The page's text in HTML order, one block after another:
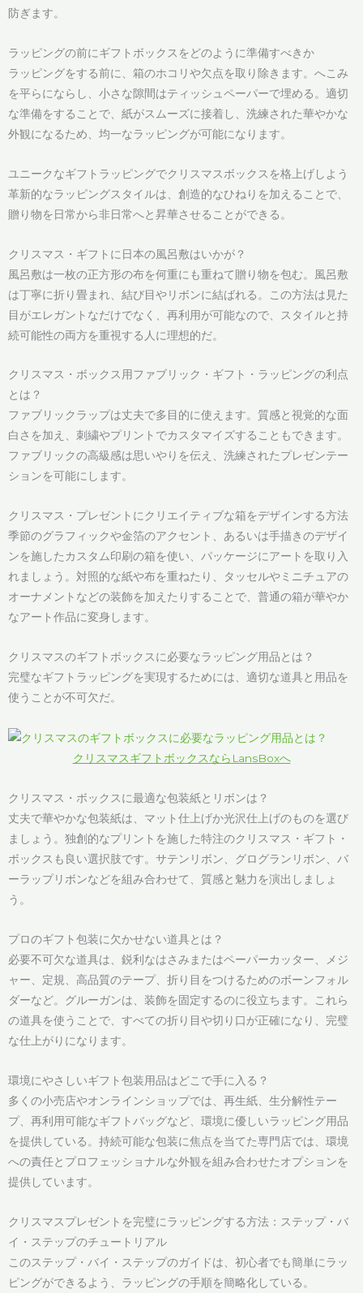
防ぎます。
ラッピングの前にギフトボックスをどのように準備すべきか
ラッピングをする前に、箱のホコリや欠点を取り除きます。へこみ
を平らにならし、小さな隙間はティッシュペーパーで埋める。適切
な準備をすることで、紙がスムーズに接着し、洗練された華やかな
外観になるため、均一なラッピングが可能になります。
ユニークなギフトラッピングでクリスマスボックスを格上げしよう
革新的なラッピングスタイルは、創造的なひねりを加えることで、
贈り物を日常から非日常へと昇華させることができる。
クリスマス・ギフトに日本の風呂敷はいかが？
風呂敷は一枚の正方形の布を何重にも重ねて贈り物を包む。風呂敷
は丁寧に折り畳まれ、結び目やリボンに結ばれる。この方法は見た
目がエレガントなだけでなく、再利用が可能なので、スタイルと持
続可能性の両方を重視する人に理想的だ。
クリスマス・ボックス用ファブリック・ギフト・ラッピングの利点
とは？
ファブリックラップは丈夫で多目的に使えます。質感と視覚的な面
白さを加え、刺繍やプリントでカスタマイズすることもできます。
ファブリックの高級感は思いやりを伝え、洗練されたプレゼンテー
ションを可能にします。
クリスマス・プレゼントにクリエイティブな箱をデザインする方法
季節のグラフィックや金箔のアクセント、あるいは手描きのデザイ
ンを施したカスタム印刷の箱を使い、パッケージにアートを取り入
れましょう。対照的な紙や布を重ねたり、タッセルやミニチュアの
オーナメントなどの装飾を加えたりすることで、普通の箱が華やか
なアート作品に変身します。
クリスマスのギフトボックスに必要なラッピング用品とは？
完璧なギフトラッピングを実現するためには、適切な道具と用品を
使うことが不可欠だ。
クリスマスギフトボックスならLansBoxへ
クリスマス・ボックスに最適な包装紙とリボンは？
丈夫で華やかな包装紙は、マット仕上げか光沢仕上げのものを選び
ましょう。独創的なプリントを施した特注のクリスマス・ギフト・
ボックスも良い選択肢です。サテンリボン、グログランリボン、バ
ーラップリボンなどを組み合わせて、質感と魅力を演出しましょ
う。
プロのギフト包装に欠かせない道具とは？
必要不可欠な道具は、鋭利なはさみまたはペーパーカッター、メジ
ャー、定規、高品質のテープ、折り目をつけるためのボーンフォル
ダーなど。グルーガンは、装飾を固定するのに役立ちます。これら
の道具を使うことで、すべての折り目や切り口が正確になり、完璧
な仕上がりになります。
環境にやさしいギフト包装用品はどこで手に入る？
多くの小売店やオンラインショップでは、再生紙、生分解性テー
プ、再利用可能なギフトバッグなど、環境に優しいラッピング用品
を提供している。持続可能な包装に焦点を当てた専門店では、環境
への責任とプロフェッショナルな外観を組み合わせたオプションを
提供しています。
クリスマスプレゼントを完璧にラッピングする方法：ステップ・バ
イ・ステップのチュートリアル
このステップ・バイ・ステップのガイドは、初心者でも簡単にラッ
ピングができるよう、ラッピングの手順を簡略化している。